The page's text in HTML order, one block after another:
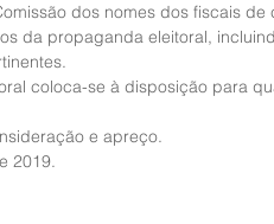
Comissão dos nomes dos fiscais
da propaganda eleitoral,
coloca-se à disposição para
e apreço.
2019.